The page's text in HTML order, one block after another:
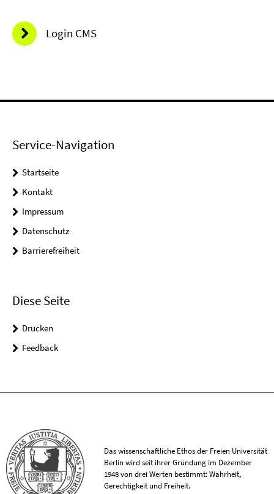
Login CMS
Service-Navigation
Startseite
Kontakt
Impressum
Datenschutz
Barrierefreiheit
Diese Seite
Drucken
Feedback
Das wissenschaftliche Ethos der Freien Universität
Berlin wird seit ihrer Gründung im Dezember
1948 von drei Werten bestimmt: Wahrheit,
Gerechtigkeit und Freiheit.